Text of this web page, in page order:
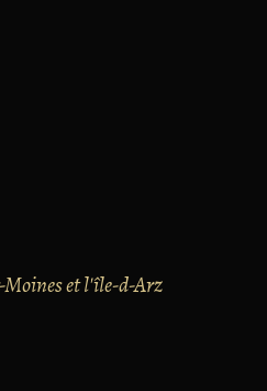
et l'île-d-Arz